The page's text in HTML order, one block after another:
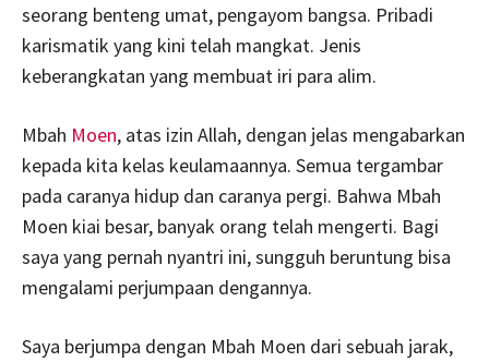
seorang benteng umat, pengayom bangsa. Pribadi
karismatik yang kini telah mangkat. Jenis
keberangkatan yang membuat iri para alim.
Mbah Moen, atas izin Allah, dengan jelas mengabarkan
kepada kita kelas keulamaannya. Semua tergambar
pada caranya hidup dan caranya pergi. Bahwa Mbah
Moen kiai besar, banyak orang telah mengerti. Bagi
saya yang pernah nyantri ini, sungguh beruntung bisa
mengalami perjumpaan dengannya.
Saya berjumpa dengan Mbah Moen dari sebuah jarak,